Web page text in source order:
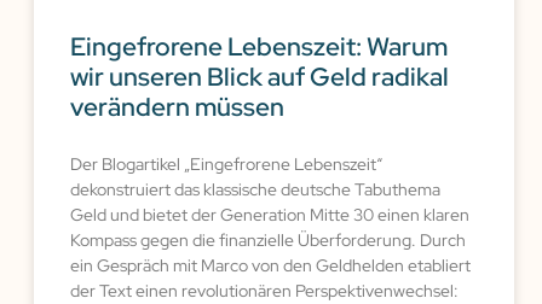
Eingefrorene Lebenszeit: Warum
wir unseren Blick auf Geld radikal
verändern müssen
Der Blogartikel „Eingefrorene Lebenszeit“
dekonstruiert das klassische deutsche Tabuthema
Geld und bietet der Generation Mitte 30 einen klaren
Kompass gegen die finanzielle Überforderung. Durch
ein Gespräch mit Marco von den Geldhelden etabliert
der Text einen revolutionären Perspektivenwechsel: